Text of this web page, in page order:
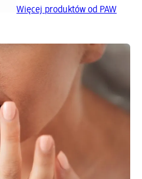
Więcej produktów od PAW